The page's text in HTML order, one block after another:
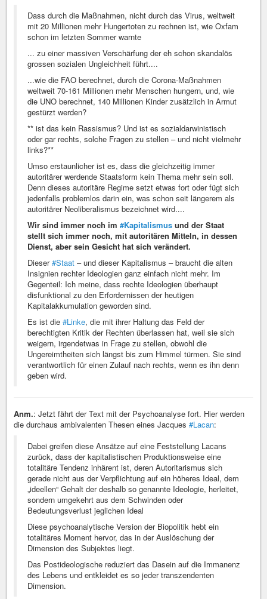
Dass durch die Maßnahmen, nicht durch das Virus, weltweit
mit 20 Millionen mehr Hungertoten zu rechnen ist, wie Oxfam
schon im letzten Sommer warnte
... zu einer massiven Verschärfung der eh schon skandalös
grossen sozialen Ungleichheit führt....
...wie die FAO berechnet, durch die Corona-Maßnahmen
weltweit 70-161 Millionen mehr Menschen hungern, und, wie
die UNO berechnet, 140 Millionen Kinder zusätzlich in Armut
gestürzt werden?
** ist das kein Rassismus? Und ist es sozialdarwinistisch
oder gar rechts, solche Fragen zu stellen – und nicht vielmehr
links?**
Umso erstaunlicher ist es, dass die gleichzeitig immer
autoritärer werdende Staatsform kein Thema mehr sein soll.
Denn dieses autoritäre Regime setzt etwas fort oder fügt sich
jedenfalls problemlos darin ein, was schon seit längerem als
autoritärer Neoliberalismus bezeichnet wird....
Wir sind immer noch im #Kapitalismus und der Staat
stellt sich immer noch, mit autoritären Mitteln, in dessen
Dienst, aber sein Gesicht hat sich verändert.
Dieser#Staat – und dieser Kapitalismus – braucht die alten
Insignien rechter Ideologien ganz einfach nicht mehr. Im
Gegenteil: Ich meine, dass rechte Ideologien überhaupt
disfunktional zu den Erfordernissen der heutigen
Kapitalakkumulation geworden sind.
Es ist die #Linke, die mit ihrer Haltung das Feld der
berechtigten Kritik der Rechten überlassen hat, weil sie sich
weigern, irgendetwas in Frage zu stellen, obwohl die
Ungereimtheiten sich längst bis zum Himmel türmen. Sie sind
verantwortlich für einen Zulauf nach rechts, wenn es ihn denn
geben wird.
Anm.: Jetzt fährt der Text mit der Psychoanalyse fort. Hier werden
die durchaus ambivalenten Thesen eines Jacques #Lacan:
Dabei greifen diese Ansätze auf eine Feststellung Lacans
zurück, dass der kapitalistischen Produktionsweise eine
totalitäre Tendenz inhärent ist, deren Autoritarismus sich
gerade nicht aus der Verpflichtung auf ein höheres Ideal, dem
„ideellen“ Gehalt der deshalb so genannte Ideologie, herleitet,
sondern umgekehrt aus dem Schwinden oder
Bedeutungsverlust jeglichen Ideal
Diese psychoanalytische Version der Biopolitik hebt ein
totalitäres Moment hervor, das in der Auslöschung der
Dimension des Subjektes liegt.
Das Postideologische reduziert das Dasein auf die Immanenz
des Lebens und entkleidet es so jeder transzendenten
Dimension.